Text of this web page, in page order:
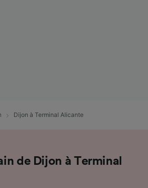
Dijon à Terminal Alicante
de Dijon à Terminal